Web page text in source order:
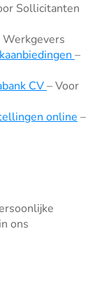
Sollicitanten
Werkgevers
–
CV– Voor
online –
ons